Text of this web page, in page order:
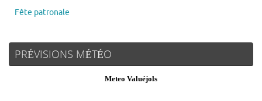
Fête patronale
PRÉVISIONS MÉTÉO
Meteo Valuéjols